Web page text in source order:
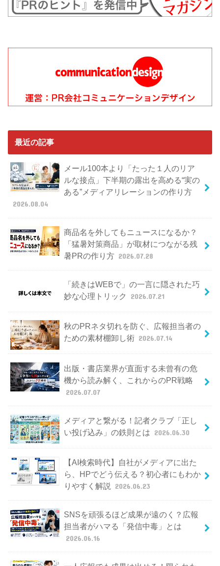
最近の記事
メール100本より「たった１人のリア
ルな接点」下半期の露出を高める“実の
ある”メディアリレーションの作り方
2026.08.04
商品名を外してもニュースになるか？
「猛暑対策商品」が取材につながる残
暑PRの作り方 2026.07.28
「続きはWEBで」の一言に隠された巧
妙な心理トリック
2026.07.21
秋のPRネタ切れを防ぐ、広報担当者の
ための素材棚卸し術 2026.07.14
出版・書店業界が直面する未曾有の危
機から読み解く、これからのPR戦略
2026.07.07
メディアと繋がる！記者クラブ「正し
い投げ込み」の鉄則とは 2026.06.30
【AI検索時代】自社がメディアに出た
ら、HPでどう伝える？初心者にもわか
りやすく解説
2026.06.23
SNSを頑張るほど成果が遠のく？広報
担当者がハマる「発信中毒」とは
2026.06.16